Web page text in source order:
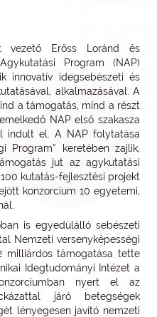
vezető Erőss Loránd és
Program (NAP)
innovatív idegsebészeti és
alkalmazásával. A
a támogatás, mind a részt
NAP első szakasza
indult el. A NAP folytatása
Program” keretében zajlik,
jut az agykutatási
kutatás-fejlesztési projekt
konzorcium 10 egyetemi,
is egyedülálló sebészeti
Nemzeti versenyképességi
milliárdos támogatása tette
Idegtudományi Intézet a
nyert el az
járó betegségek
lényegesen javító nemzeti